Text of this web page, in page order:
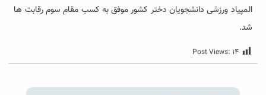
المپیاد ورزشی دانشجویان دختر کشور موفق به کسب مقام سوم رقابت ها
شد.
Post Views: ۱۴